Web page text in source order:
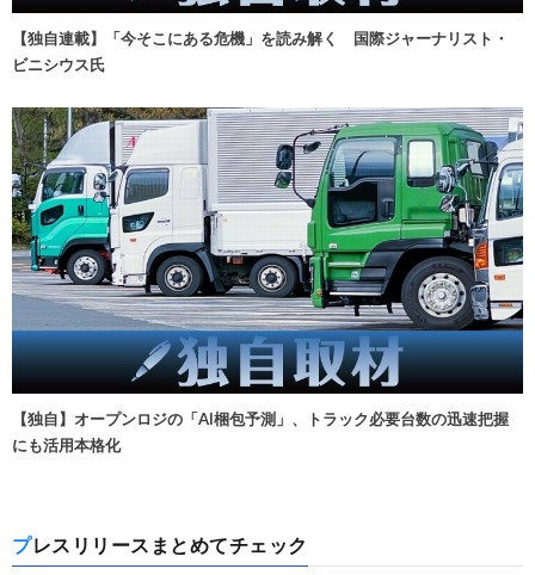
【独自連載】「今そこにある危機」を読み解く 国際ジャーナリスト・
ビニシウス氏
【独自】オープンロジの「AI梱包予測」、トラック必要台数の迅速把握
にも活用本格化
プレスリリースまとめてチェック